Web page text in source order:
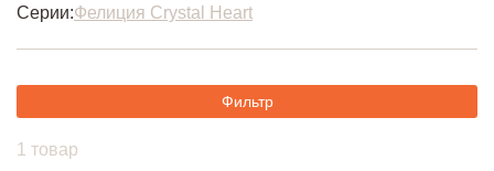
Серии:Фелиция Crystal Heart
Фильтр
1 товар